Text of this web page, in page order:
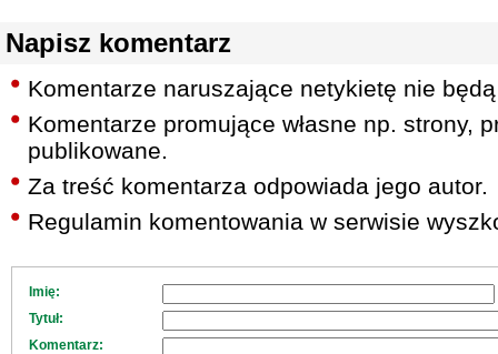
Napisz komentarz
Komentarze naruszające netykietę nie
Komentarze promujące własne np. strony,
publikowane.
Za treść komentarza odpowiada jego autor.
Regulamin komentowania w serwisie
Imię:
Tytuł:
Komentarz: